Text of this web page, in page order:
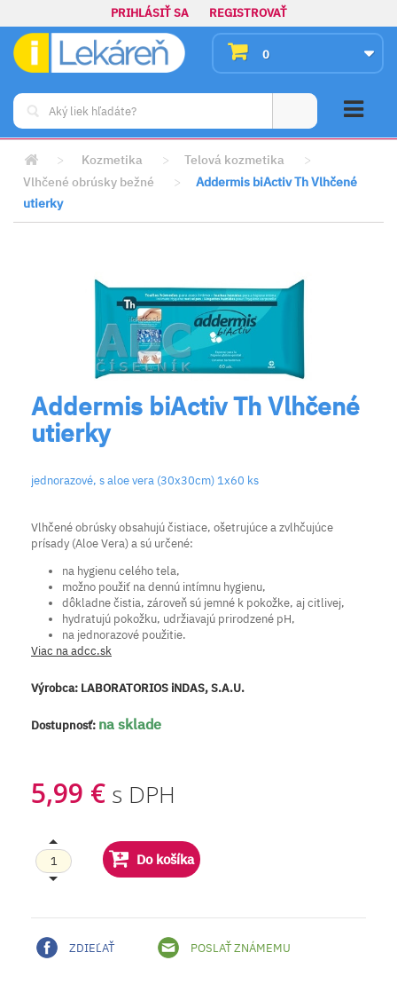
PRIHLÁSIŤ SA REGISTROVAŤ
0
> Kozmetika > Telová kozmetika
>
Vlhčené obrúsky bežné
>
Addermis biActiv Th Vlhčené
utierky
Addermis biActiv Th Vlhčené
utierky
jednorazové, s aloe vera (30x30cm) 1x60 ks
Vlhčené obrúsky obsahujú čistiace, ošetrujúce a zvlhčujúce
prísady (Aloe Vera) a sú určené:
na hygienu celého tela,
možno použiť na dennú intímnu hygienu,
dôkladne čistia, zároveň sú jemné k pokožke, aj citlivej,
hydratujú pokožku, udržiavajú prirodzené pH,
na jednorazové použitie.
Viac na adcc.sk
Výrobca: LABORATORIOS iNDAS, S.A.U.
Dostupnosť: na sklade
5,99 € s DPH
Do košíka
ZDIEĽAŤ POSLAŤ ZNÁMEMU